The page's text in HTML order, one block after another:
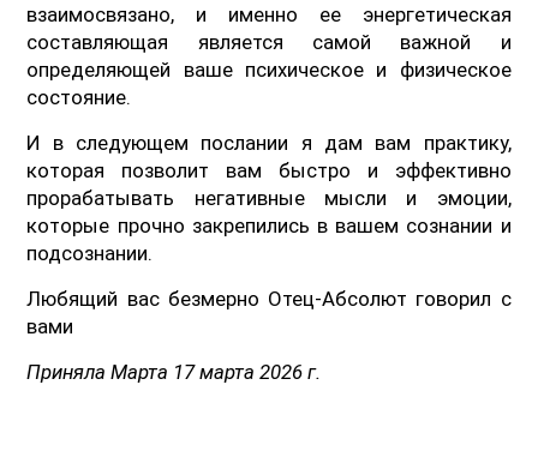
взаимосвязано, и именно ее энергетическая
составляющая является самой важной и
определяющей ваше психическое и физическое
состояние.
И в следующем послании я дам вам практику,
которая позволит вам быстро и эффективно
прорабатывать негативные мысли и эмоции,
которые прочно закрепились в вашем сознании и
подсознании.
Любящий вас безмерно Отец-Абсолют говорил с
вами
Приняла Марта 17 марта 2026 г.